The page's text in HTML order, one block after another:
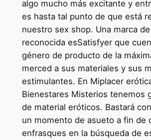
algo mucho más excitante y
es hasta tal punto de que está
nuestro sex shop. Una marca
reconocida esSatisfyer que
género de producto de la
merced a sus materiales y sus
estimulantes. En Miplacer
Bienestares Misterios tenemos
de material eróticos. Bastará
un momento de asueto a fin de
enfrasques en la búsqueda de